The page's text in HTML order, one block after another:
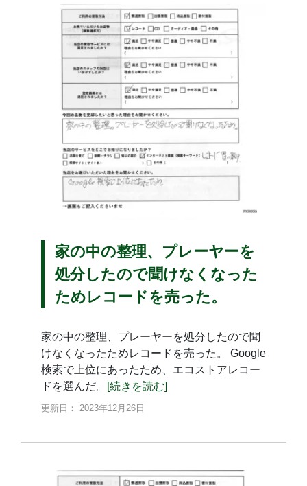
家の中の整理、プレーヤーを
処分したので聞けなくなった
ためレコードを売った。
家の中の整理、プレーヤーを処分したので聞
けなくなったためレコードを売った。 Google
検索で上位にあったため、エコストアレコー
ドを選んだ。
[続きを読む]
更新日： 2023年12月26日